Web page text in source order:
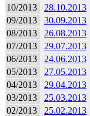
10/2013
28.10.2013
09/2013
30.09.2013
08/2013
26.08.2013
07/2013
29.07.2013
06/2013
24.06.2013
05/2013
27.05.2013
04/2013
29.04.2013
03/2013
25.03.2013
02/2013
25.02.2013